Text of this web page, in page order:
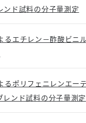
ンド試料の分子量測定
るエチレン－酢酸ビニ
るポリフェニレンエー
レンド試料の分子量測定